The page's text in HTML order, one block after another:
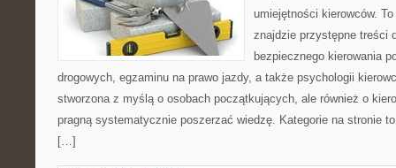
umiejętności kierowców.
znajdzie przystępne treści
bezpiecznego kierowania
drogowych, egzaminu na prawo jazdy, a także psychologii
stworzona z myślą o osobach początkujących, ale również o
pragną systematycznie poszerzać wiedzę. Kategorie na stronie
[…]